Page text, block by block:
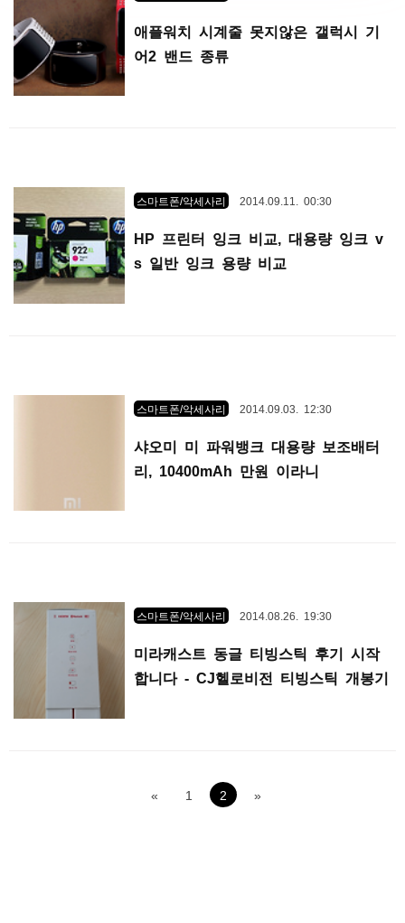
애플워치 시계줄 못지않은 갤럭시 기
어2 밴드 종류
스마트폰/악세사리 2014.09.11. 00:30
HP 프린터 잉크 비교, 대용량 잉크 v
s 일반 잉크 용량 비교
스마트폰/악세사리 2014.09.03. 12:30
샤오미 미 파워뱅크 대용량 보조배터
리, 10400mAh 만원 이라니
스마트폰/악세사리 2014.08.26. 19:30
미라캐스트 동글 티빙스틱 후기 시작
합니다 - CJ헬로비전 티빙스틱 개봉기
« 1 2 »